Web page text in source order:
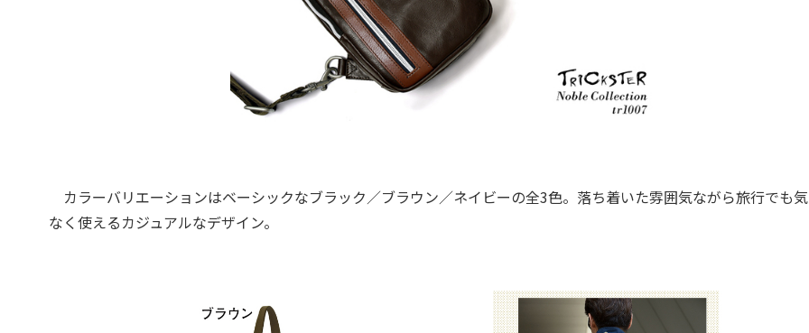
カラーバリエーションはベーシックなブラック／ブラウン／ネイビーの全3色。落ち着いた雰囲気ながら旅行でも
なく使えるカジュアルなデザイン。